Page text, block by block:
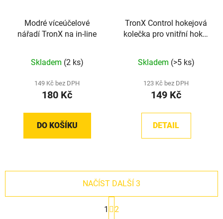
Modré víceúčelové
nářadí TronX na in-line
Skladem (2 ks)
149 Kč bez DPH
180 Kč
DO KOŠÍKU
TronX Control hokejová
kolečka pro vnitřní hokej
Skladem (>5 ks)
123 Kč bez DPH
149 Kč
DETAIL
NAČÍST DALŠÍ 3
t
1 2